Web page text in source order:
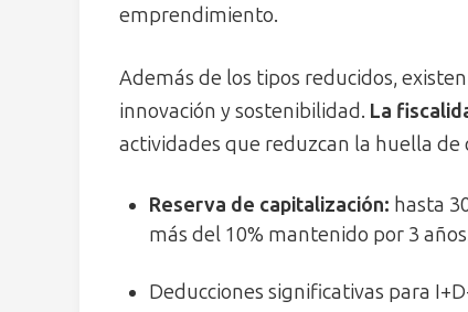
emprendimiento.
Además de los tipos reducidos,
innovación y sostenibilidad. La
actividades que reduzcan la huella
Reserva de capitalización: hasta
más del 10% mantenido por 3
Deducciones significativas para